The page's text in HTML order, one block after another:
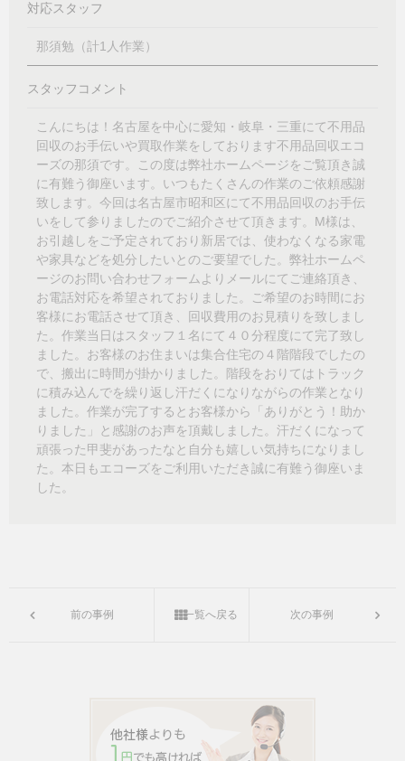
対応スタッフ
那須勉（計1人作業）
スタッフコメント
こんにちは！名古屋を中心に愛知・岐阜・三重にて不用品
回収のお手伝いや買取作業をしております不用品回収エコ
ーズの那須です。この度は弊社ホームページをご覧頂き誠
に有難う御座います。いつもたくさんの作業のご依頼感謝
致します。今回は名古屋市昭和区にて不用品回収のお手伝
いをして参りましたのでご紹介させて頂きます。M様は、
お引越しをご予定されており新居では、使わなくなる家電
や家具などを処分したいとのご要望でした。弊社ホームペ
ージのお問い合わせフォームよりメールにてご連絡頂き、
お電話対応を希望されておりました。ご希望のお時間にお
客様にお電話させて頂き、回収費用のお見積りを致しまし
た。作業当日はスタッフ１名にて４０分程度にて完了致し
ました。お客様のお住まいは集合住宅の４階階段でしたの
で、搬出に時間が掛かりました。階段をおりてはトラック
に積み込んでを繰り返し汗だくになりながらの作業となり
ました。作業が完了するとお客様から「ありがとう！助か
りました」と感謝のお声を頂戴しました。汗だくになって
頑張った甲斐があったなと自分も嬉しい気持ちになりまし
た。本日もエコーズをご利用いただき誠に有難う御座いま
した。
前の事例 一覧へ戻る 次の事例